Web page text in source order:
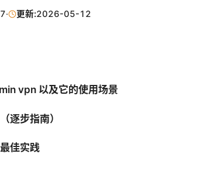
· 更新:2026-05-12
vpn 以及它的使用场景
逐步指南）
佳实践